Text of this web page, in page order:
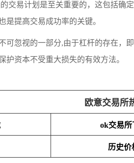
交易计划是至关重要的，这包括确
是提高交易成功率的关键。
可忽视的一部分,由于杠杆的存在，
护资本不受重大损失的有效方法。
欧意交易所
ok交易所
历史价